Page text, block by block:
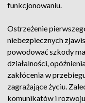
funkcjonowaniu.
Ostrzeżenie
niebezpiecznych
powodować szkody
działalności,
zakłócenia w
zagrażające życiu.
komunikatów i